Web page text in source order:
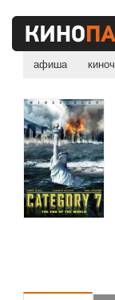
афиша